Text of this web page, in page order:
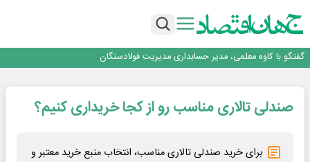
فولاد مبارکه اصفهان
تجدیدپذیر با حضور استاندار اصفهان
گفتگو با کاوه معلمی، مدیر حسابداری مدیریت فولادسنگان
فولاد در تله قیمت‌گذاری دستوری
صندلی تالاری مناسب رو از کجا خریداری کنیم؟
برای خرید صندلی تالاری مناسب، انتخاب منبع خرید معتبر و